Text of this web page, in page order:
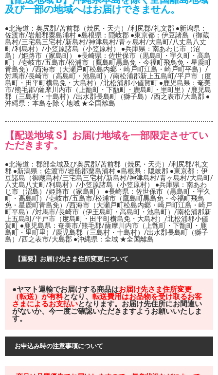
及び一部の地域へはお届けできません。
●北海道：奥尻郡/苫前郡（焼尻・天売）/利尻郡/礼文郡 ●新潟県：
佐渡市/岩船郡粟島浦村 ●島根県：隠岐郡 ●東京都：伊豆諸島（御蔵
島村/三宅島三宅村/新島村/神津島村/青ヶ島村/大島町/八丈島八丈
町/利島村）/小笠原諸島（小笠原村） ●兵庫県：南あわじ市（沼
島）/姫路市（家島町） ●長崎県：佐世保市（黒島町・宇久町・高島
町）/壱岐市/五島市/松浦市（鷹島町黒島免・今福町飛鳥免・星鹿町
青島免）/西海市（大瀬戸町松島内郷・崎戸町江島・崎戸町平島）/
対馬市/長崎市（高島町・池島町）/南松浦郡新上五島町/平戸市（度
島町・田平町横島免・大島村）/北松浦郡小値賀町 ●鹿児島県：奄美
市/熊毛郡/薩摩川内市（上甑町・下甑町・鹿島町・里町里）/鹿児島
郡（三島村・十島村）/出水郡長島町（獅子島）/西之表市/大島郡 ●
沖縄県：本島を除く地域 ★全国離島
【配送地域 S】お届け地域を一部限定させてい
ただきます。
●北海道：郡部全域及び奥尻郡/苫前郡（焼尻・天売）/利尻郡/礼文
郡 ●新潟県：佐渡市/岩船郡粟島浦村 ●島根県：隠岐郡 ●東京都：伊
豆諸島（御蔵島村/三宅島三宅村/新島村/神津島村/青ヶ島村/大島町/
八丈島八丈町/利島村）/小笠原諸島（小笠原村） ●兵庫県：南あわ
じ市（沼島）/姫路市（家島町） ●長崎県：佐世保市（黒島町・宇久
町・高島町）/壱岐市/五島市/松浦市（鷹島町黒島免・今福町飛鳥
免・星鹿町青島免）/西海市（大瀬戸町松島内郷・崎戸町江島・崎戸
町平島）/対馬市/長崎市（伊王島町・高島町・池島町）/南松浦郡新
上五島町/平戸市（度島町・田平町横島免・大島村）/北松浦郡小値
賀町 ●鹿児島県：奄美市/熊毛郡/薩摩川内市（上甑町・下甑町・鹿
島町・里町里）/鹿児島郡（三島村・十島村）/出水郡長島町（獅子
島）/西之表市/大島郡 ●沖縄県：全域 ★全国離島
【重要】お届け先さま住所変更について
●ヤマト運輸でお届けする商品はお届け先さま住所変更
（転送）が有料となり、 転送費用はお品物を受け取るお客
さまによるお支払いとなります。お届け先住所にお間違い
がないか、今一度ご確認いただきますようお願いいたしま
す。
お申込み時の注意事項について